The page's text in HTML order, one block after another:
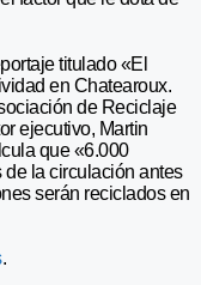
titulado «El
en Chatearoux.
de Reciclaje
ejecutivo, Martin
que «6.000
la circulación antes
serán reciclados en
.